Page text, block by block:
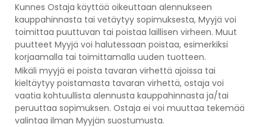
Kunnes Ostaja käyttää oikeuttaan alennukseen
kauppahinnasta tai vetäytyy sopimuksesta, Myyjä voi
toimittaa puuttuvan tai poistaa laillisen virheen. Muut
puutteet Myyjä voi halutessaan poistaa, esimerkiksi
korjaamalla tai toimittamalla uuden tuotteen.
Mikäli myyjä ei poista tavaran virhettä ajoissa tai
kieltäytyy poistamasta tavaran virhettä, ostaja voi
vaatia kohtuullista alennusta kauppahinnasta ja/tai
peruuttaa sopimuksen. Ostaja ei voi muuttaa tekemää
valintaa ilman Myyjän suostumusta.